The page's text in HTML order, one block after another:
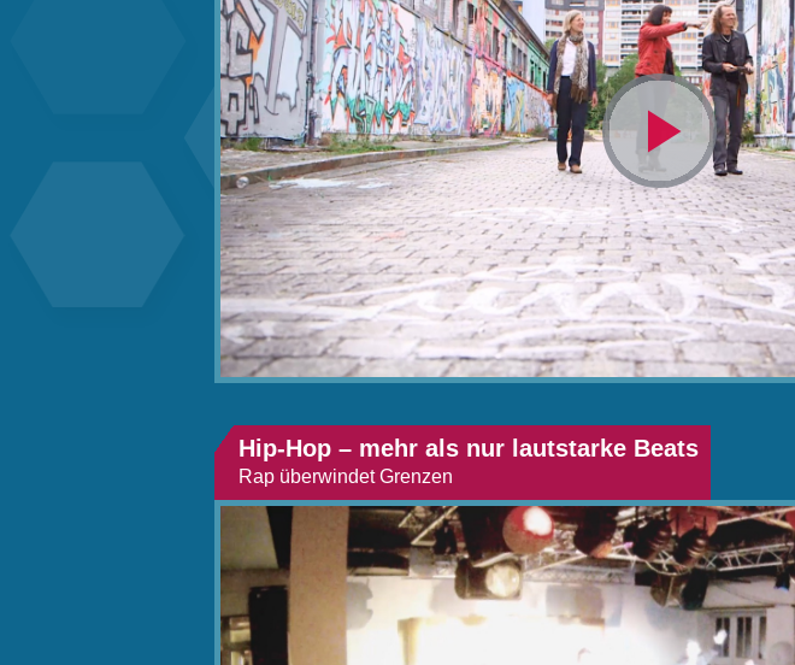
Video
abspielen
Hip-Hop – mehr als nur lautstarke Beats
Rap überwindet Grenzen